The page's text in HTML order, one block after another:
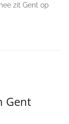
zit Gent op
Gent